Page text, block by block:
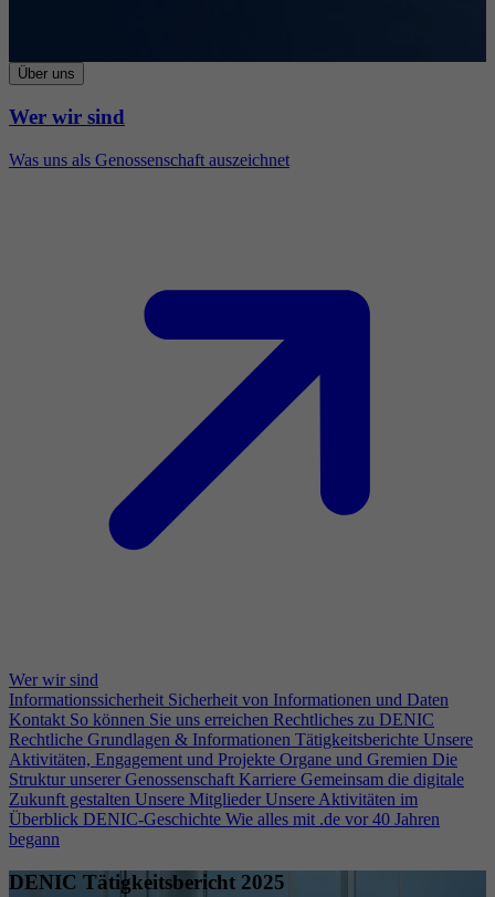
Über uns
Wer wir sind
Was uns als Genossenschaft auszeichnet
Wer wir sind
Informationssicherheit Sicherheit von Informationen und Daten
Kontakt So können Sie uns erreichen Rechtliches zu DENIC
Rechtliche Grundlagen & Informationen Tätigkeitsberichte Unsere
Aktivitäten, Engagement und Projekte Organe und Gremien Die
Struktur unserer Genossenschaft Karriere Gemeinsam die digitale
Zukunft gestalten Unsere Mitglieder Unsere Aktivitäten im
Überblick DENIC-Geschichte Wie alles mit .de vor 40 Jahren
begann
DENIC Tätigkeitsbericht 2025